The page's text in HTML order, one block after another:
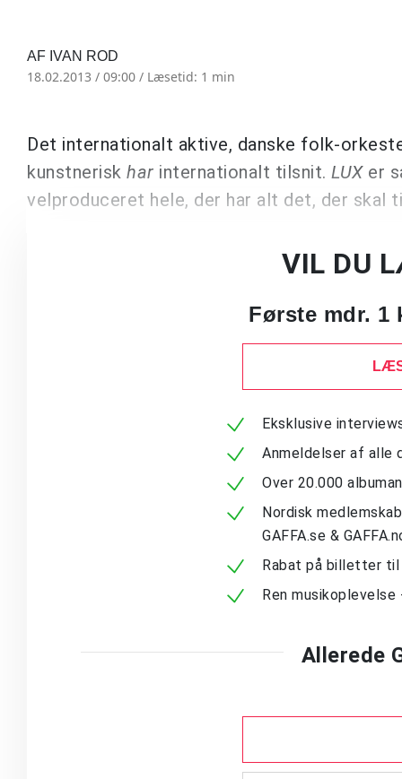
AF IVAN ROD
18.02.2013 / 09:00 / Læsetid: 1 min
Det internationalt aktive, danske folk-
kunstnerisk har internationalt tilsnit. LUXer
velproduceret hele, der har alt det, der
VIL DU
Første mdr.
Eksklusive
Anmeldelser af alle
Over 20.000
Nordisk
GAFFA.se &
Rabat på billetter
Ren
Allerede